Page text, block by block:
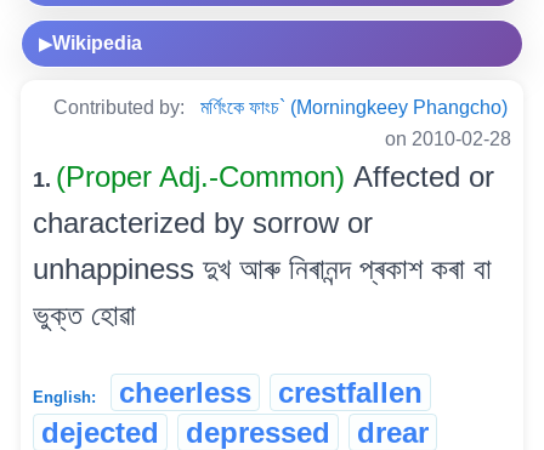
▶Wikipedia
Contributed by:
মৰ্ণিংকে ফাংচ` (Morningkeey Phangcho)
on 2010-02-28
1. (Proper Adj.-Common) Affected or
characterized by sorrow or
unhappiness দুখ আৰু নিৰানন্দ প্ৰকাশ কৰা বা
ভুক্ত হোৱা
English: cheerless
crestfallen
dejected
depressed
drear